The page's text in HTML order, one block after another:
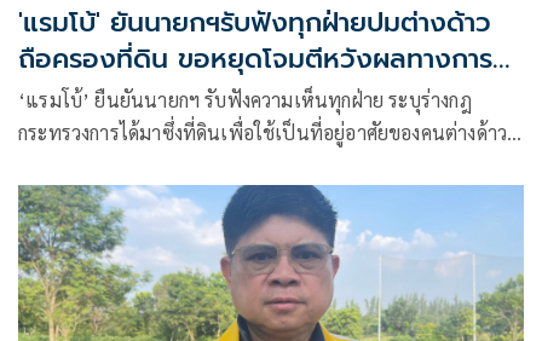
'แรมโบ้' ยันนายกฯรับฟังทุกฝ่ายปมต่างด้าว
ถือครองที่ดิน ขอหยุดโจมตีหวังผลทางการ
เมือง
‘แรมโบ้’ ยืนยันนายกฯ รับฟังความเห็นทุกฝ่าย ระบุร่างกฎ
กระทรวงการได้มาซึ่งที่ดินเพื่อใช้เป็นที่อยู่อาศัยของคนต่างด้าว
เพื่อผลประโยชน์ทางการเมือง อย่ามองเป็นการขายชาติ เพราะ
มีกติกาออกมาควบคุม